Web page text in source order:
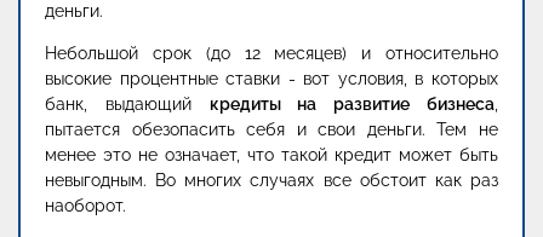
деньги.
Небольшой срок (до 12 месяцев) и относительно
высокие процентные ставки - вот условия, в которых
банк, выдающий кредиты на развитие бизнеса,
пытается обезопасить себя и свои деньги. Тем не
менее это не означает, что такой кредит может быть
невыгодным. Во многих случаях все обстоит как раз
наоборот.